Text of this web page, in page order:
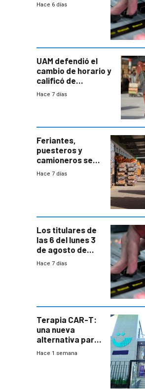
Hace 6 días
UAM defendió el
cambio de horario y
calificó de
“desproporcionado”
Hace 7 días
Feriantes,
puesteros y
camioneros se
movilizaron en
Hace 7 días
Los titulares de
las 6 del lunes 3
de agosto de
2026
Hace 7 días
Terapia CAR-T:
una nueva
alternativa para
niños y
Hace 1 semana